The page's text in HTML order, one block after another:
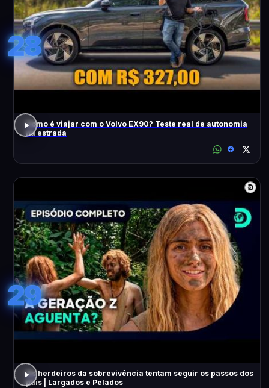
28
Como é viajar com o Volvo EX90? Teste real de autonomia
na estrada
29
Os herdeiros da sobrevivência tentam seguir os passos dos
pais | Largados e Pelados